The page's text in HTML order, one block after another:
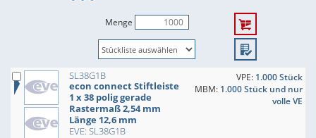
Menge
SL38G1B
econ connect Stiftleiste
1 x 38 polig gerade
Rastermaß 2,54 mm
Länge 12,6 mm
EVE: SL38G1B
VPE: 1.000 Stück
MBM: 1.000 Stück und nur
volle VE